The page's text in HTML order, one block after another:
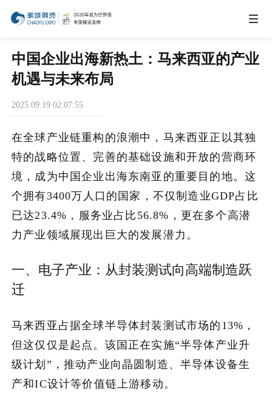
IEAE
IGHE
CHWE
商务合作
加入潮域
中国企业出海新热土：马来西亚的产业
机遇与未来布局
2025.09.19 02:07:55
在全球产业链重构的浪潮中，马来西亚正以其独
特的战略位置、完善的基础设施和开放的营商环
境，成为中国企业出海东南亚的重要目的地。这
个拥有3400万人口的国家，不仅制造业GDP占比
已达23.4%，服务业占比56.8%，更在多个高潜
力产业领域展现出巨大的发展潜力。
一、电子产业：从封装测试向高端制造跃
迁
马来西亚占据全球半导体封装测试市场的13%，
但这仅仅是起点。该国正在实施“半导体产业升
级计划”，推动产业向晶圆制造、半导体设备生
产和IC设计等价值链上游移动。